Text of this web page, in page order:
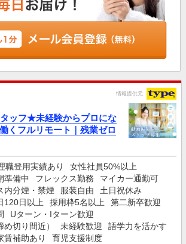
情報提供元
ッフ★未経験からプロにな
くフルリモート｜残業ゼロ
職登用実績あり
女性社員50%以上
準備中
フレックス勤務
マイカー通勤可
内分煙・禁煙
服装自由
土日祝休み
120日以上
採用枠5名以上
第二新卒歓迎
Uターン・Iターン歓迎
め切り間近）
未経験歓迎
語学力を活かす
賃補助あり
育児支援制度